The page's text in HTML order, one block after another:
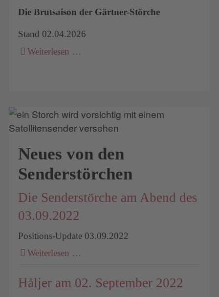
Die Brutsaison der Gärtner-Störche
Stand 02.04.2026
Weiterlesen …
Neues von den
Senderstörchen
Die Senderstörche am Abend des
03.09.2022
Positions-Update 03.09.2022
Weiterlesen …
Håljer am 02. September 2022